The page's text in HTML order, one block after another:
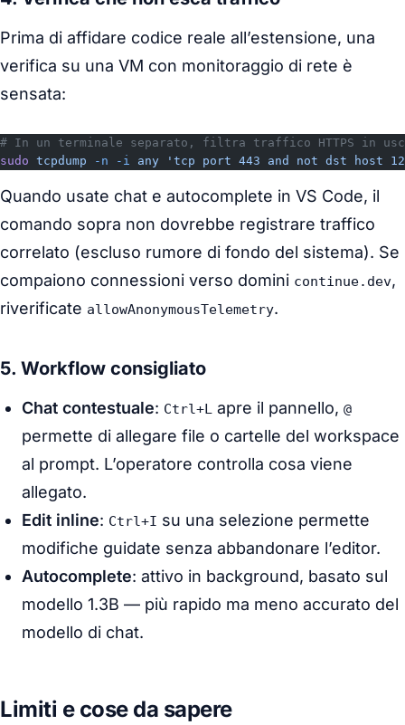
Prima di affidare codice reale all’estensione, una
verifica su una VM con monitoraggio di rete è
sensata:
# In un terminale separato, filtra traffico HTTPS in
sudo tcpdump -n -i any 'tcp port 443 and not dst host
Quando usate chat e autocomplete in VS Code, il
comando sopra non dovrebbe registrare traffico
correlato (escluso rumore di fondo del sistema). Se
compaiono connessioni verso domini continue.dev,
riverificate allowAnonymousTelemetry.
5. Workflow consigliato
Chat contestuale: Ctrl+L apre il pannello, @
permette di allegare file o cartelle del workspace
al prompt. L’operatore controlla cosa viene
allegato.
Edit inline: Ctrl+I su una selezione permette
modifiche guidate senza abbandonare l’editor.
Autocomplete: attivo in background, basato sul
modello 1.3B — più rapido ma meno accurato del
modello di chat.
Limiti e cose da sapere